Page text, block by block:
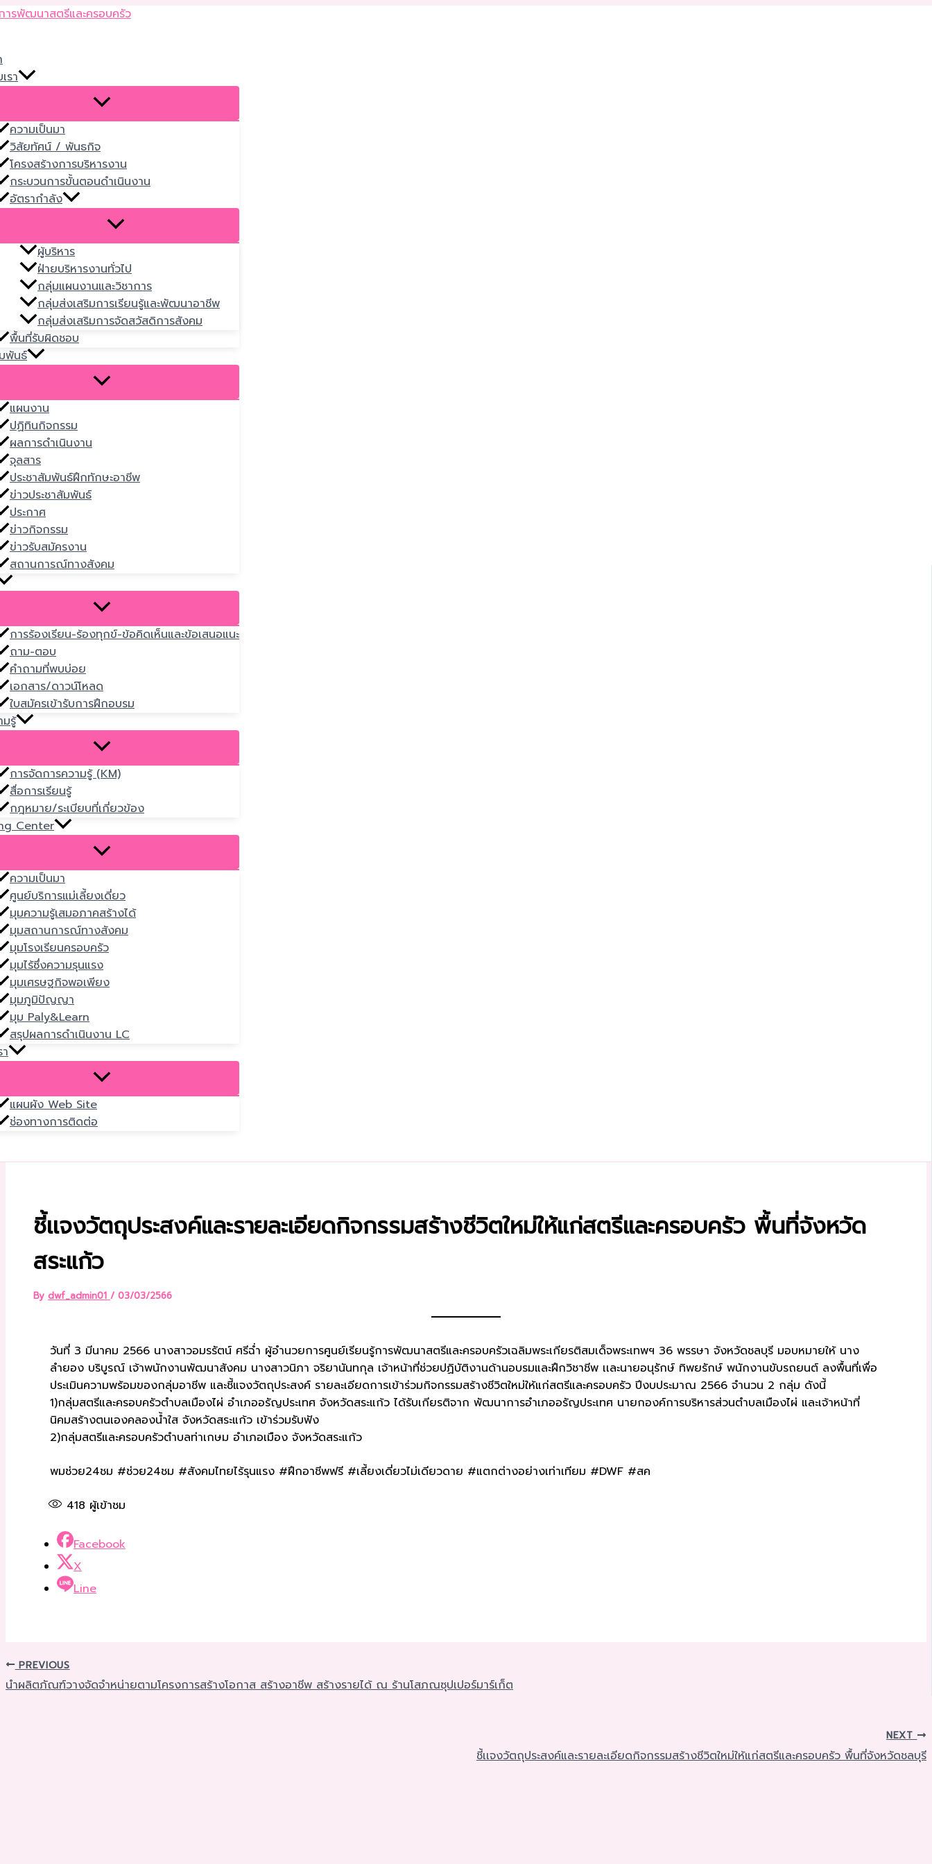
Skip
รา
ความเป็นมา
วิสัยทัศน์ / พันธกิจ
โครงสร้างการบริหารงาน
กระบวนการขั้นตอนดำเนินงาน
อัตรากำลัง
ผู้บริหาร
ฝ่ายบริหารงานทั่วไป
กลุ่มแผนงานและวิชาการ
กลุ่มส่งเสริมการเรียนรู้และพัฒนาอาชีพ
กลุ่มส่งเสริมการจัดสวัสดิการสังคม
พื้นที่รับผิดชอบ
พันธ์
แผนงาน
ปฏิทินกิจกรรม
ผลการดำเนินงาน
จุลสาร
ประชาสัมพันธ์ฝึกทักษะอาชีพ
ข่าวประชาสัมพันธ์
ประกาศ
ข่าวกิจกรรม
ข่าวรับสมัครงาน
สถานการณ์ทางสังคม
การร้องเรียน-ร้องทุกข์-ข้อคิดเห็นและข้อเสนอแนะ
ถาม-ตอบ
คำถามที่พบบ่อย
เอกสาร/ดาวน์โหลด
ใบสมัครเข้ารับการฝึกอบรม
รู้
การจัดการความรู้ (KM)
สื่อการเรียนรู้
กฎหมาย/ระเบียบที่เกี่ยวข้อง
Center
ความเป็นมา
ศูนย์บริการแม่เลี้ยงเดี่ยว
มุมความรู้เสมอภาคสร้างได้
มุมสถานการณ์ทางสังคม
มุมโรงเรียนครอบครัว
มุมไร้ซึ่งความรุนแรง
มุมเศรษฐกิจพอเพียง
มุมภูมิปัญญา
มุม Paly&Learn
สรุปผลการดำเนินงาน LC
แผนผัง Web Site
ช่องทางการติดต่อ
ชี้เเจงวัตถุประสงค์และรายละเอียดกิจกรรมสร้างชีวิตใหม่ให้แก่สตรีและครอบครัว พื้นที่จังหวัด
สระแก้ว
By dwf_admin01 / 03/03/2566
วันที่ 3 มีนาคม 2566 นางสาวอมรรัตน์ ศรีฉ่ำ ผู้อำนวยการศูนย์เรียนรู้การพัฒนาสตรีและครอบครัวเฉลิมพระเกียรติสมเด็จพระเทพฯ 36 พรรษา จังหวัดชลบุรี มอบหมายให้ นาง
ลำยอง บริบูรณ์ เจ้าพนักงานพัฒนาสังคม นางสาวนิภา จริยานันทกุล เจ้าหน้าที่ช่วยปฏิบัติงานด้านอบรมและฝึกวิชาชีพ เเละนายอนุรักษ์ ทิพยรักษ์ พนักงานขับรถยนต์ ลงพื้นที่เพื่อ
ประเมินความพร้อมของกลุ่มอาชีพ และชี้แจงวัตถุประสงค์ รายละเอียดการเข้าร่วมกิจกรรมสร้างชีวิตใหม่ให้แก่สตรีและครอบครัว ปีงบประมาณ 2566 จำนวน 2 กลุ่ม ดังนี้
1)กลุ่มสตรีและครอบครัวตำบลเมืองไผ่ อำเภออรัญประเทศ จังหวัดสระแก้ว ได้รับเกียรติจาก พัฒนาการอำเภออรัญประเทศ นายกองค์การบริหารส่วนตำบลเมืองไผ่ และเจ้าหน้าที่
นิคมสร้างตนเองคลองน้ำใส จังหวัดสระแก้ว เข้าร่วมรับฟัง
2)กลุ่มสตรีและครอบครัวตำบลท่าเกษม อำเภอเมือง จังหวัดสระแก้ว
พมช่วย24ชม #ช่วย24ชม #สังคมไทยไร้รุนแรง #ฝึกอาชีพฟรี #เลี้ยงเดี่ยวไม่เดียวดาย #แตกต่างอย่างเท่าเทียม #DWF #สค
418 ผู้เข้าชม
Facebook
X
Line
PREVIOUS
นำผลิตภัณฑ์วางจัดจำหน่ายตามโครงการสร้างโอกาส สร้างอาชีพ สร้างรายได้ ณ ร้านโสภณซุปเปอร์มาร์เก็ต
NEXT
ชี้เเจงวัตถุประสงค์และรายละเอียดกิจกรรมสร้างชีวิตใหม่ให้แก่สตรีและครอบครัว พื้นที่จังหวัดชลบุรี